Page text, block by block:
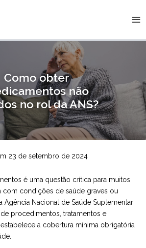
Como obter
não
no rol da ANS?
23 de setembro de 2024
é uma questão crítica para muitos
com condições de saúde graves ou
Agência Nacional de Saúde Suplementar
procedimentos, tratamentos e
a cobertura mínima obrigatória